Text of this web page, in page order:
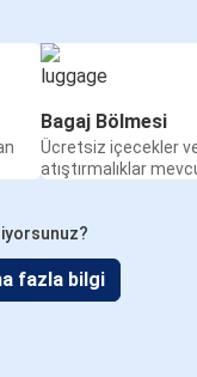
Bagaj Bölmesi
Ücretsiz içecekler
atıştırmalıklar
fazla bilgi